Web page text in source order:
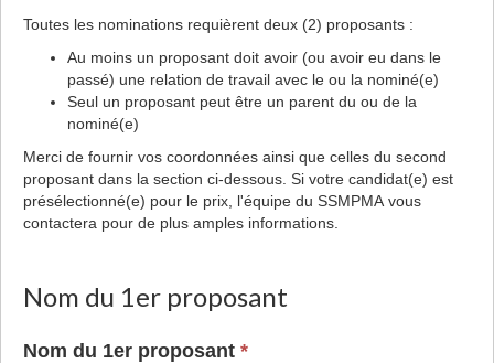
Toutes les nominations requièrent deux (2) proposants :
Au moins un proposant doit avoir (ou avoir eu dans le
passé) une relation de travail avec le ou la nominé(e)
Seul un proposant peut être un parent du ou de la
nominé(e)
Merci de fournir vos coordonnées ainsi que celles du second
proposant dans la section ci-dessous. Si votre candidat(e) est
présélectionné(e) pour le prix, l'équipe du SSMPMA vous
contactera pour de plus amples informations.
Nom du 1er proposant
Nom du 1er proposant *